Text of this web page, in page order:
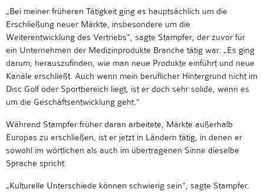
„Bei meiner früheren Tätigkeit ging es hauptsächlich um die
Erschließung neuer Märkte, insbesondere um die
Weiterentwicklung des Vertriebs“, sagte Stampfer, der zuvor für
ein Unternehmen der Medizinprodukte Branche tätig war. „Es ging
darum, herauszufinden, wie man neue Produkte einführt und neue
Kanäle erschließt. Auch wenn mein beruflicher Hintergrund nicht im
Disc Golf oder Sportbereich liegt, ist er doch sehr solide, wenn es
um die Geschäftsentwicklung geht.“
Während Stampfer früher daran arbeitete, Märkte außerhalb
Europas zu erschließen, ist er jetzt in Ländern tätig, in denen er
sowohl im wörtlichen als auch im übertragenen Sinne dieselbe
Sprache spricht.
„Kulturelle Unterschiede können schwierig sein“, sagte Stampfer.